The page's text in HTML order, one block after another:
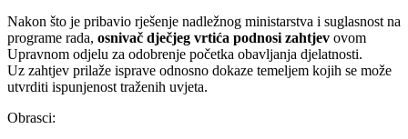
Nakon što je pribavio rješenje nadležnog ministarstva i suglasnost na
programe rada, osnivač dječjeg vrtića podnosi zahtjev ovom
Upravnom odjelu za odobrenje početka obavljanja djelatnosti.
Uz zahtjev prilaže isprave odnosno dokaze temeljem kojih se može
utvrditi ispunjenost traženih uvjeta.
Obrasci: